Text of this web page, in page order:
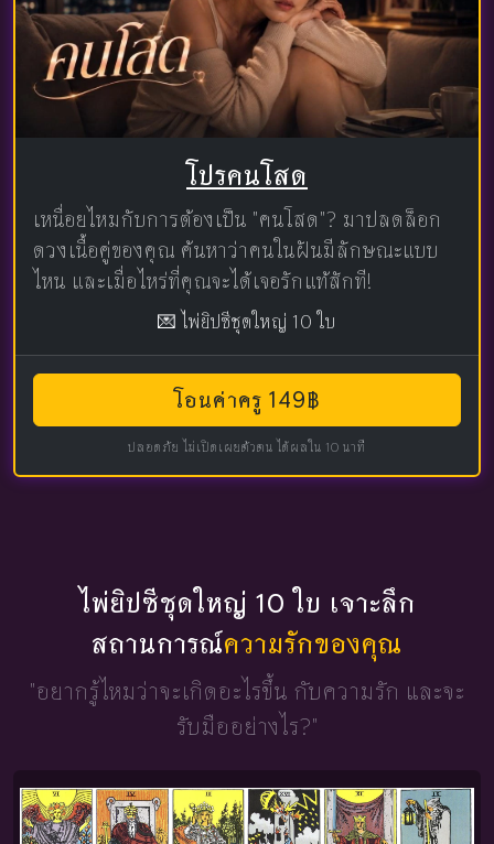
โปรคนโสด
เหนื่อยไหมกับการต้องเป็น "คนโสด"? มาปลดล็อก
ดวงเนื้อคู่ของคุณ ค้นหาว่าคนในฝันมีลักษณะแบบ
ไหน และเมื่อไหร่ที่คุณจะได้เจอรักแท้สักที!
💌 ไพ่ยิปซีชุดใหญ่ 10 ใบ
โอนค่าครู 149฿
ปลอดภัย ไม่เปิดเผยตัวตน ได้ผลใน 10 นาที
ไพ่ยิปซีชุดใหญ่ 10 ใบ เจาะลึก
สถานการณ์ความรักของคุณ
"อยากรู้ไหมว่าจะเกิดอะไรขึ้น กับความรัก และจะ
รับมืออย่างไร?"